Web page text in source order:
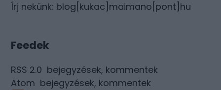
Írj nekünk: blog[kukac]maimano[pont]hu
Feedek
RSS 2.0 bejegyzések, kommentek
Atom bejegyzések, kommentek